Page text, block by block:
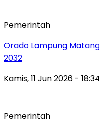
Pemerintah
Orado Lampung
2032
Kamis, 11 Jun 2026 -
Pemerintah